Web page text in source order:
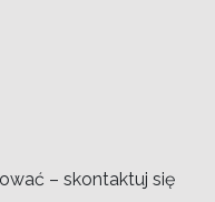
– skontaktuj się